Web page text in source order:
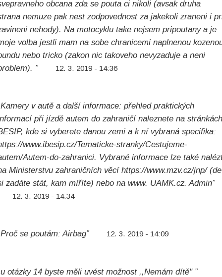
obcana zda se pouta ci nikoli (avsak druha
nemuze pak nest zodpovednost za jakekoli zraneni i
nehody). Na motocyklu take nejsem pripoutany a je
volba jestli mam na sobe chranicemi naplnenou
nebo tricko (zakon nic takoveho nevyzaduje a neni
”
12. 3. 2019 - 14:36
v autě a další informace: přehled praktických
při jízdě autem do zahraničí naleznete na stránkách
kde si vyberete danou zemi a k ní vybraná specifika:
www.ibesip.cz/Tematicke-stranky/Cestujeme-
Autem-do-zahranici. Vybrané informace lze také
Ministerstvu zahraničních věcí https://www.mzv.cz/jnp/ (de
zadáte stát, kam míříte) nebo na www. UAMK.cz. Admin”
12. 3. 2019 - 14:34
se poutám: Airbag” 12. 3. 2019 - 14:09
otázky 14 byste měli uvést možnost ,,Nemám dítě" ”